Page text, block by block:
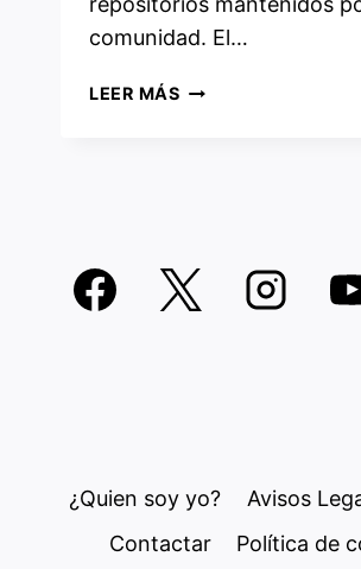
comunidad. El…
LEER MÁSCENTOS
¿Quien soy yo? Avisos
Contactar
Política de